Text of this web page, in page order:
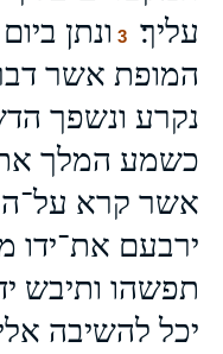
עליך׃
3 ונתן
המופת אשר
נקרע ונשפך
כשמע המלך
אשר קרא
ירבעם את־ידו
תפשהו ותיבש
יכל להשיבה